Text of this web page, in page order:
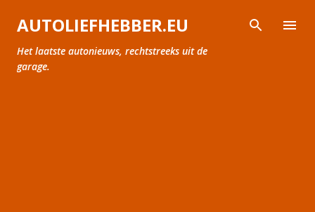
Doorgaan naar hoofdcontent
AUTOLIEFHEBBER.EU
Het laatste autonieuws, rechtstreeks uit de
garage.